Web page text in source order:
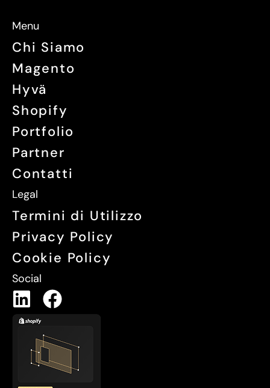
Menu
Chi Siamo
Magento
Hyvä
Shopify
Portfolio
Partner
Contatti
Legal
Termini di Utilizzo
Privacy Policy
Cookie Policy
Social